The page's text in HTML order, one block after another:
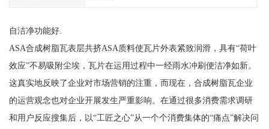
自洁净功能好.
ASA合成树脂瓦表层共挤ASA质料使瓦片外表紧致润滑，具有“荷叶
效应”不易吸附尘埃，瓦片在运用过程中一经雨水冲刷便洁净如新。
这真实地反映了企业对市场营销的注重，而现在，合成树脂瓦企业
的运营观念也对企业开展发生严重影响。在通过很多消费需求调研
和用户反应搜集后，以“工匠之心”从一个个消费集体的“痛点”解决问